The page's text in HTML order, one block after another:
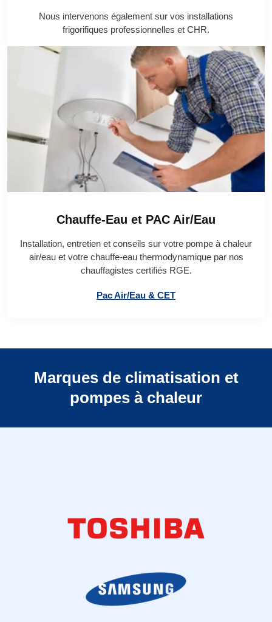
Nous intervenons également sur vos installations
frigorifiques professionnelles et CHR.
Chauffe-Eau et PAC Air/Eau
Installation, entretien et conseils sur votre pompe à chaleur
air/eau et votre chauffe-eau thermodynamique par nos
chauffagistes certifiés RGE.
Pac Air/Eau & CET
Marques de climatisation et
pompes à chaleur